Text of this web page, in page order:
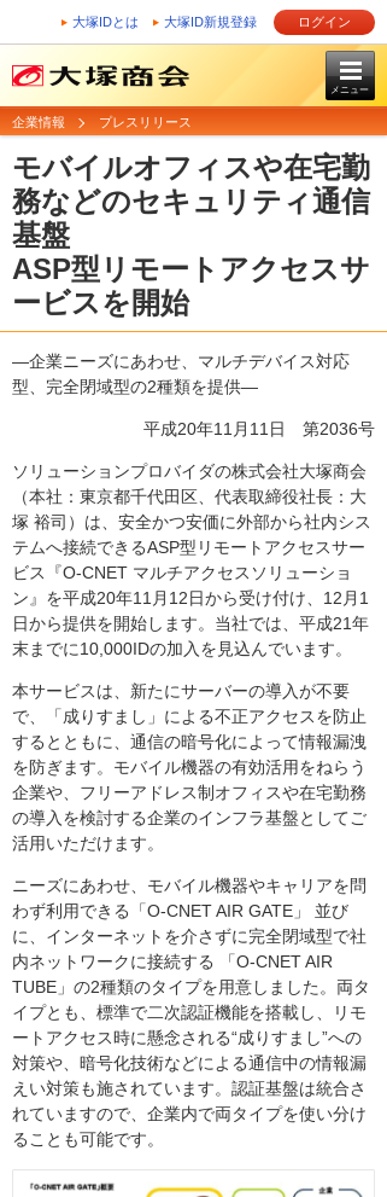
大塚IDとは 大塚ID新規登録 ログイン
メニュー
企業情報 プレスリリース
モバイルオフィスや在宅勤
務などのセキュリティ通信
基盤
ASP型リモートアクセスサ
ービスを開始
―企業ニーズにあわせ、マルチデバイス対応
型、完全閉域型の2種類を提供―
平成20年11月11日 第2036号
ソリューションプロバイダの株式会社大塚商会
（本社：東京都千代田区、代表取締役社長：大
塚 裕司）は、安全かつ安価に外部から社内シス
テムへ接続できるASP型リモートアクセスサー
ビス『O-CNET マルチアクセスソリューショ
ン』を平成20年11月12日から受け付け、12月1
日から提供を開始します。当社では、平成21年
末までに10,000IDの加入を見込んでいます。
本サービスは、新たにサーバーの導入が不要
で、「成りすまし」による不正アクセスを防止
するとともに、通信の暗号化によって情報漏洩
を防ぎます。モバイル機器の有効活用をねらう
企業や、フリーアドレス制オフィスや在宅勤務
の導入を検討する企業のインフラ基盤としてご
活用いただけます。
ニーズにあわせ、モバイル機器やキャリアを問
わず利用できる「O-CNET AIR GATE」 並び
に、インターネットを介さずに完全閉域型で社
内ネットワークに接続する 「O-CNET AIR
TUBE」の2種類のタイプを用意しました。両タ
イプとも、標準で二次認証機能を搭載し、リモ
ートアクセス時に懸念される“成りすまし”への
対策や、暗号化技術などによる通信中の情報漏
えい対策も施されています。認証基盤は統合さ
れていますので、企業内で両タイプを使い分け
ることも可能です。